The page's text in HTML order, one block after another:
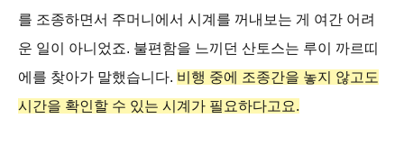
를 조종하면서 주머니에서 시계를 꺼내보는 게 여간 어려
운 일이 아니었죠. 불편함을 느끼던 산토스는 루이 까르띠
에를 찾아가 말했습니다. 비행 중에 조종간을 놓지 않고도
시간을 확인할 수 있는 시계가 필요하다고요.